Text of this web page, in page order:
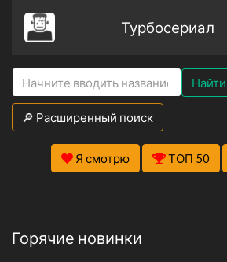
Турбосериал
Найти
🔎 Расширенный поиск
Я смотрю ТОП 50
Горячие новинки